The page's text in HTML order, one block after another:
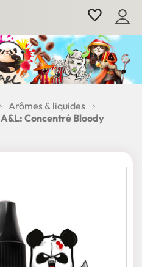
favorite_border
Arômes & liquides
A&L: Concentré Bloody